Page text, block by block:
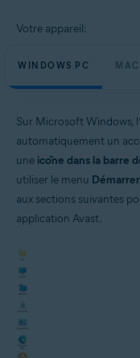
Votre appareil:
WINDOWS PC MAC
Sur Microsoft Windows,
automatiquement un
une icône dans la barre
utiliser le menu Démarrer
aux sections suivantes
application Avast.